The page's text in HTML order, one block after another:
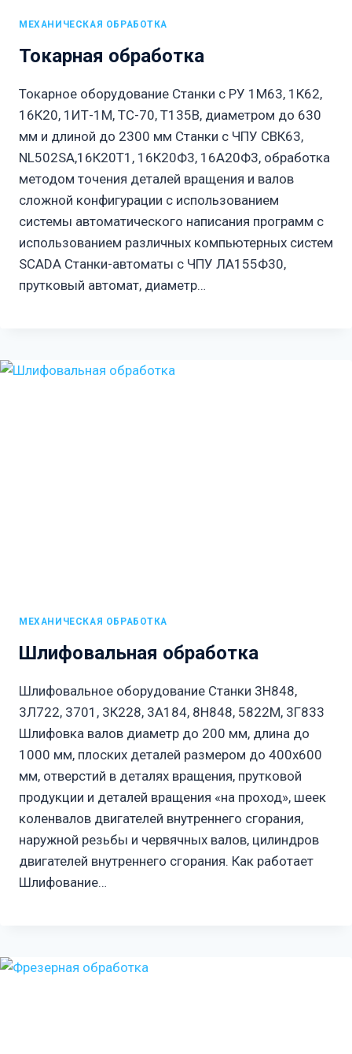
МЕХАНИЧЕСКАЯ ОБРАБОТКА
Токарная обработка
Токарное оборудование Станки с РУ 1М63, 1К62,
16К20, 1ИТ-1М, ТС-70, Т135В, диаметром до 630
мм и длиной до 2300 мм Станки с ЧПУ СВК63,
NL502SA,16К20Т1, 16К20Ф3, 16А20Ф3, обработка
методом точения деталей вращения и валов
сложной конфигурации с использованием
системы автоматического написания программ с
использованием различных компьютерных систем
SCADA Станки-автоматы с ЧПУ ЛА155Ф30,
прутковый автомат, диаметр…
МЕХАНИЧЕСКАЯ ОБРАБОТКА
Шлифовальная обработка
Шлифовальное оборудование Станки 3Н848,
3Л722, 3701, 3К228, 3А184, 8Н848, 5822М, 3Г833
Шлифовка валов диаметр до 200 мм, длина до
1000 мм, плоских деталей размером до 400х600
мм, отверстий в деталях вращения, прутковой
продукции и деталей вращения «на проход», шеек
коленвалов двигателей внутреннего сгорания,
наружной резьбы и червячных валов, цилиндров
двигателей внутреннего сгорания. Как работает
Шлифование…